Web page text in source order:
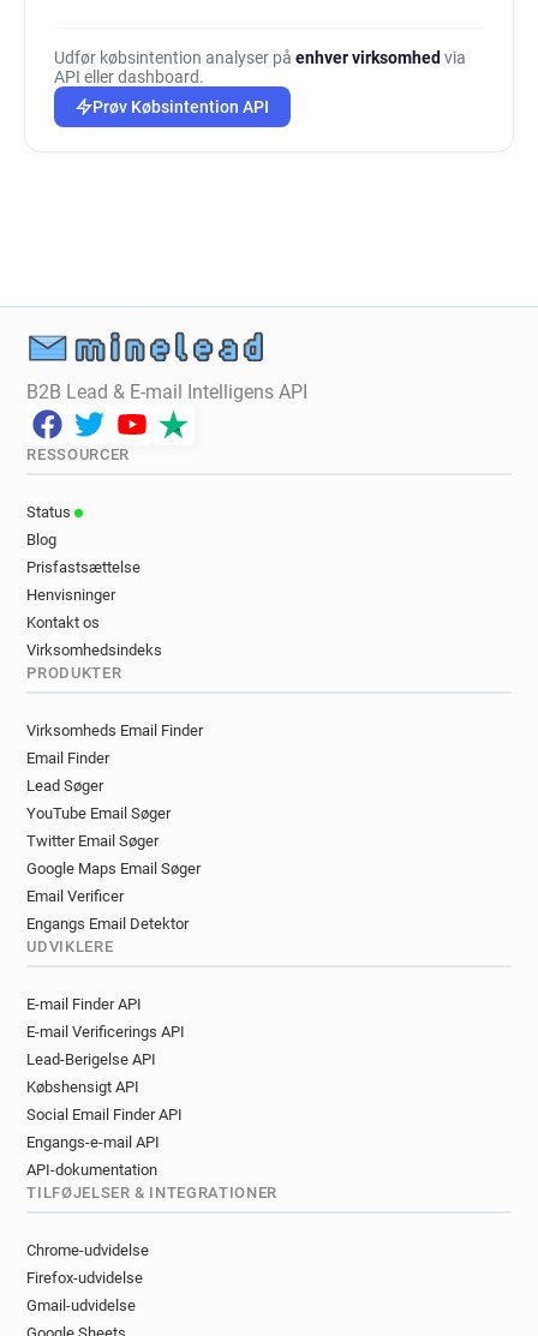
Udfør købsintention analyser på enhver virksomhed via
API eller dashboard.
Prøv Købsintention API
B2B Lead & E-mail Intelligens API
RESSOURCER
Status
Blog
Prisfastsættelse
Henvisninger
Kontakt os
Virksomhedsindeks
PRODUKTER
Virksomheds Email Finder
Email Finder
Lead Søger
YouTube Email Søger
Twitter Email Søger
Google Maps Email Søger
Email Verificer
Engangs Email Detektor
UDVIKLERE
E-mail Finder API
E-mail Verificerings API
Lead-Berigelse API
Købshensigt API
Social Email Finder API
Engangs-e-mail API
API-dokumentation
TILFØJELSER & INTEGRATIONER
Chrome-udvidelse
Firefox-udvidelse
Gmail-udvidelse